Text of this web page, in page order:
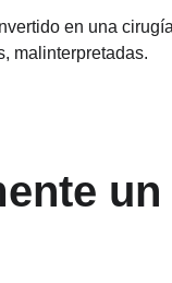
en una
malinterpretadas.